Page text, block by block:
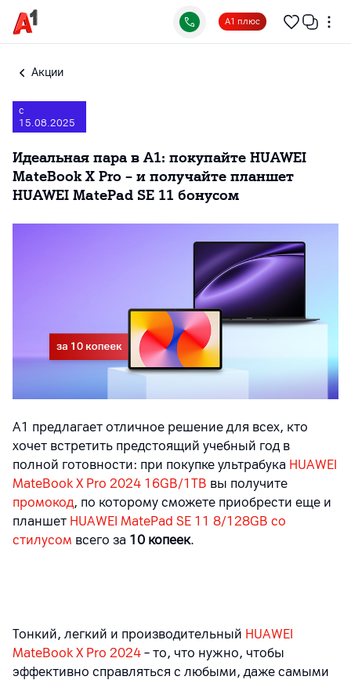
А1 плюс
Акции
с
15.08.2025
Идеальная пара в А1: покупайте HUAWEI
MateBook X Pro – и получайте планшет
HUAWEI MatePad SE 11 бонусом
А1 предлагает отличное решение для всех, кто
хочет встретить предстоящий учебный год в
полной готовности: при покупке ультрабука HUAWEI
MateBook X Pro 2024 16GB/1TB вы получите
промокод, по которому сможете приобрести еще и
планшет HUAWEI MatePad SE 11 8/128GB со
стилусом всего за 10 копеек.
Тонкий, легкий и производительный HUAWEI
MateBook X Pro 2024 – то, что нужно, чтобы
эффективно справляться с любыми, даже самыми